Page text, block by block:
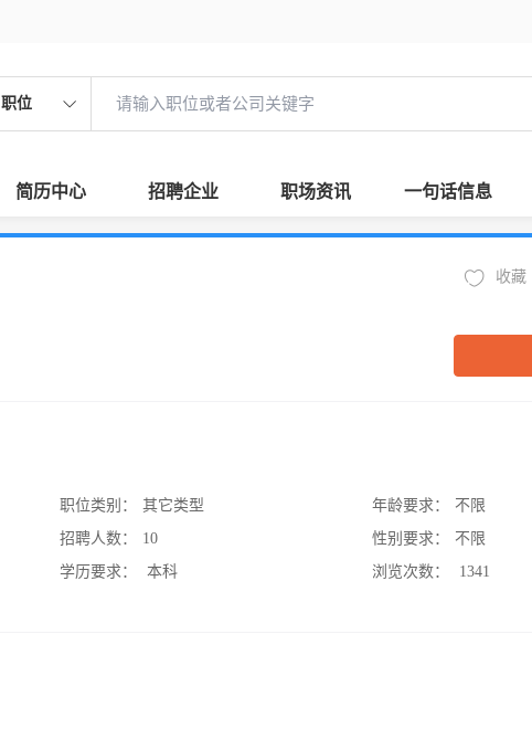
职位
简历中心 招聘企业 职场资讯 一句话信息
收藏
职位类别：
其它类型
招聘人数：
10
学历要求：
本科
年龄要求：
不限
性别要求：
不限
浏览次数：
1341